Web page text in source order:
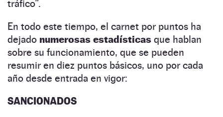
tráfico”.
En todo este tiempo, el carnet por puntos ha
dejado numerosas estadísticas que hablan
sobre su funcionamiento, que se pueden
resumir en diez puntos básicos, uno por cada
año desde entrada en vigor:
SANCIONADOS